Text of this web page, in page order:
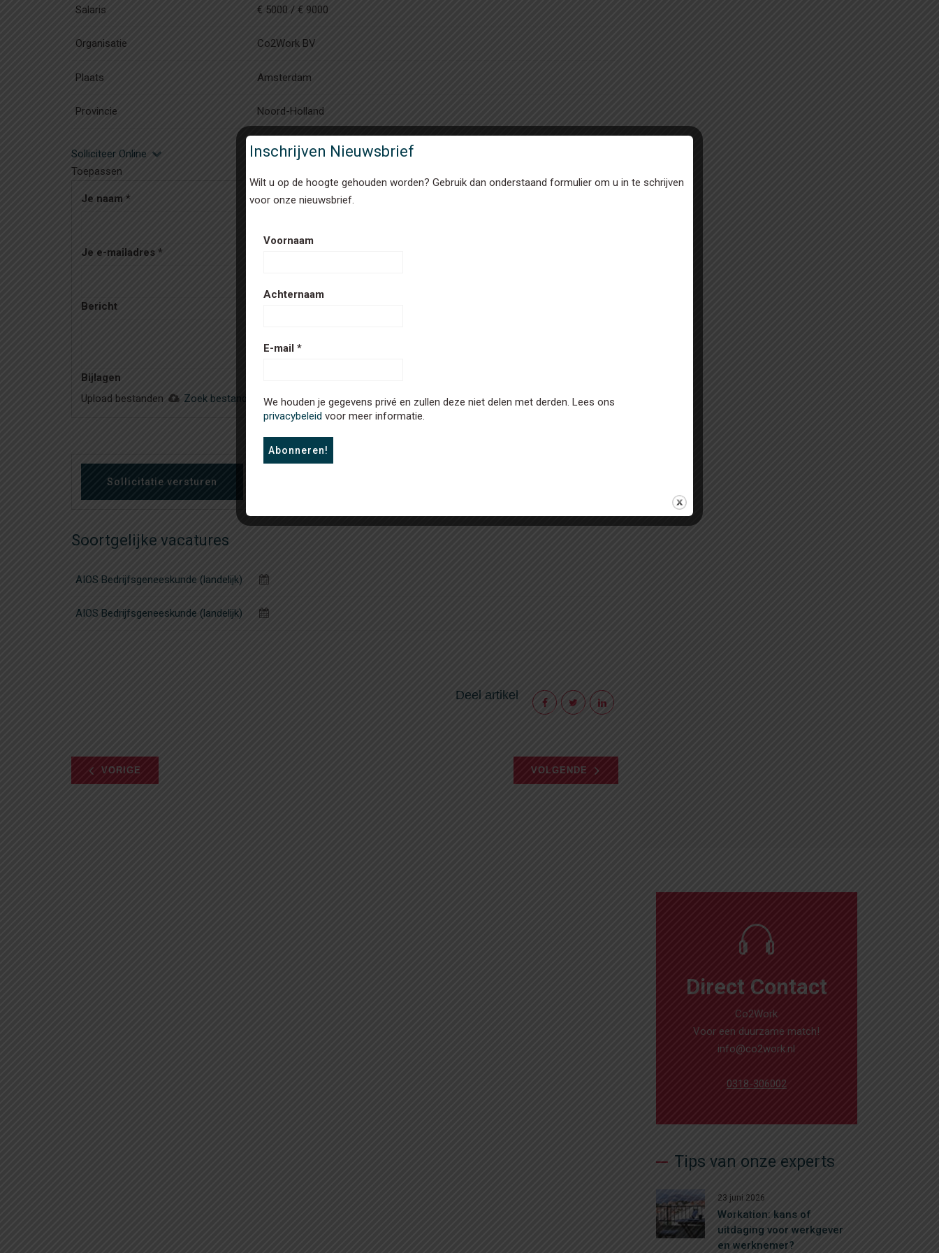
Salaris € 5000 / € 9000
Organisatie Co2Work BV
Plaats Amsterdam
Provincie Noord-Holland
Solliciteer Online
Toepassen
Je naam*
Je e-mailadres*
Bericht
Bijlagen
Upload bestanden
Zoek bestand
Soortgelijke vacatures
AIOS Bedrijfsgeneeskunde (landelijk)
AIOS Bedrijfsgeneeskunde (landelijk)
Deel artikel
VORIGE VOLGENDE
Direct Contact
Co2Work
Voor een duurzame match!
info@co2work.nl
0318-306002
Tips van onze experts
23 juni 2026
Workation: kans of
uitdaging voor werkgever
en werknemer?
Inschrijven Nieuwsbrief
Wilt u op de hoogte gehouden worden? Gebruik dan onderstaand formulier om u in te schrijven
voor onze nieuwsbrief.
Voornaam
Achternaam
E-mail *
We houden je gegevens privé en zullen deze niet delen met derden. Lees ons
privacybeleid voor meer informatie.